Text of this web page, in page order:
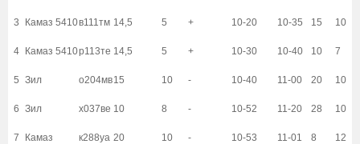
3 Камаз 5410в111тм 14,5 5 + 10-20 10-35 15 10
4 Камаз 5410р113те 14,5 5 + 10-30 10-40 10 7
5 Зил о204мв15 10 - 10-40 11-00 20 10
6 Зил х037ве 10 8 - 10-52 11-20 28 10
7
Камаз
к288уа 20 10 - 10-53 11-01 8 12